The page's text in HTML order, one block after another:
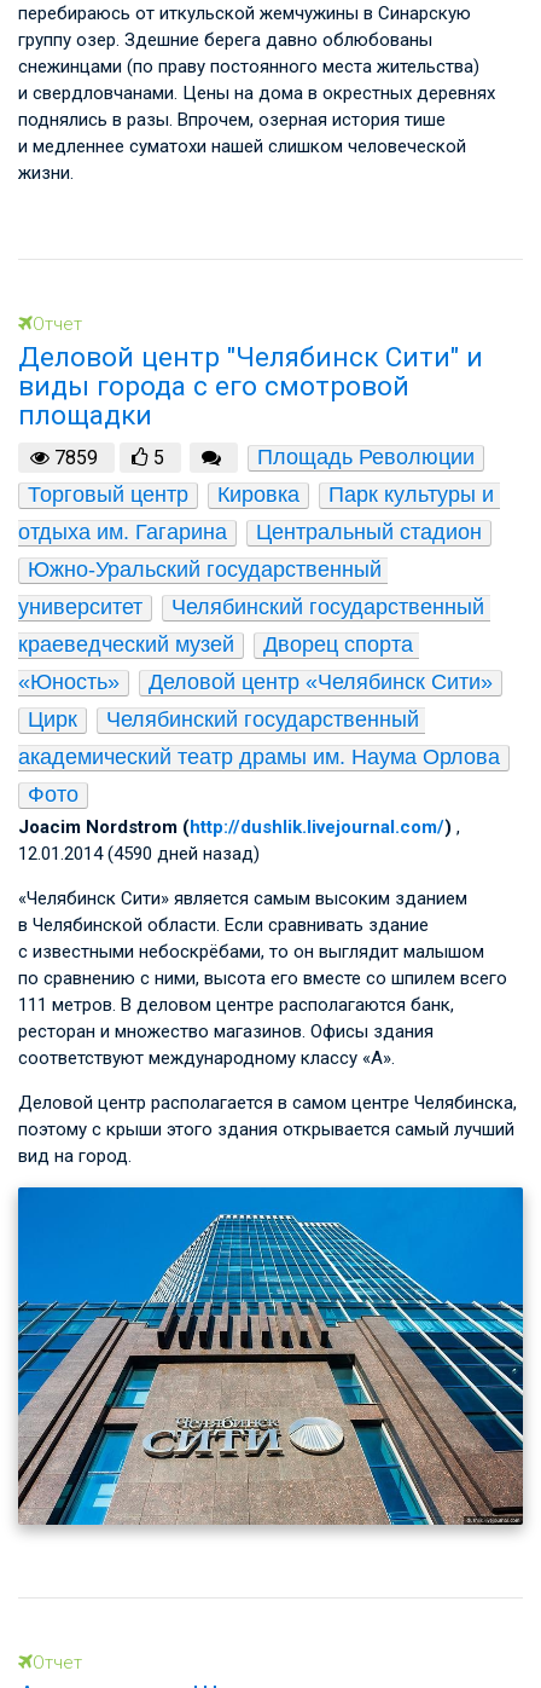
перебираюсь от иткульской жемчужины в Синарскую
группу озер. Здешние берега давно облюбованы
снежинцами (по праву постоянного места жительства)
и свердловчанами. Цены на дома в окрестных деревнях
поднялись в разы. Впрочем, озерная история тише
и медленнее суматохи нашей слишком человеческой
жизни.
Отчет
Деловой центр "Челябинск Сити" и
виды города с его смотровой
площадки
7859 5
Площадь Революции
Торговый центр
Кировка
Парк культуры и
отдыха им. Гагарина
Центральный стадион
Южно-Уральский государственный
университет
Челябинский государственный
краеведческий музей
Дворец спорта
«Юность»
Деловой центр «Челябинск Сити»
Цирк
Челябинский государственный
академический театр драмы им. Наума Орлова
Фото
Joacim Nordstrom (http://dushlik.livejournal.com/) ,
12.01.2014 (4590 дней назад)
«Челябинск Сити» является самым высоким зданием
в Челябинской области. Если сравнивать здание
с известными небоскрёбами, то он выглядит малышом
по сравнению с ними, высота его вместе со шпилем всего
111 метров. В деловом центре располагаются банк,
ресторан и множество магазинов. Офисы здания
соответствуют международному классу «А».
Деловой центр располагается в самом центре Челябинска,
поэтому с крыши этого здания открывается самый лучший
вид на город.
Отчет